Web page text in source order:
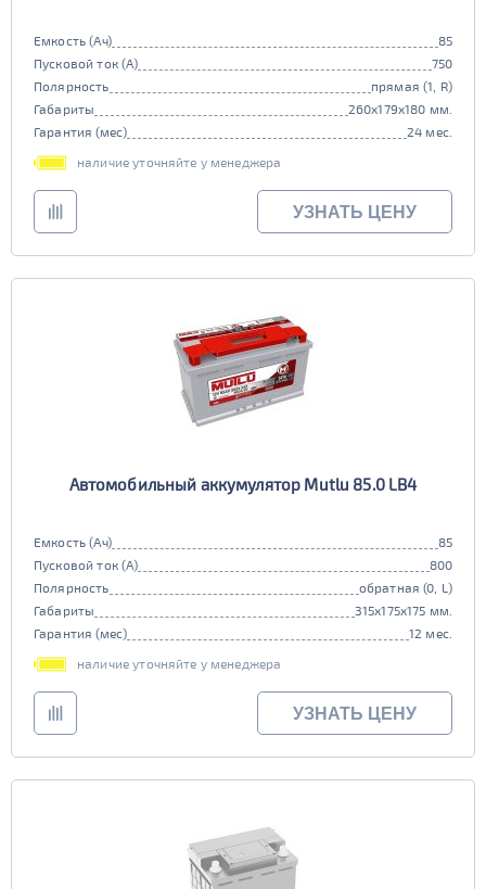
Емкость (Ач)
85
Пусковой ток (А)
750
Полярность
прямая (1, R)
Габариты
260x179x180 мм.
Гарантия (мес)
24 мес.
наличие уточняйте у менеджера
УЗНАТЬ ЦЕНУ
Автомобильный аккумулятор Mutlu 85.0 LB4
Емкость (Ач)
85
Пусковой ток (А)
800
Полярность
обратная (0, L)
Габариты
315x175x175 мм.
Гарантия (мес)
12 мес.
наличие уточняйте у менеджера
УЗНАТЬ ЦЕНУ